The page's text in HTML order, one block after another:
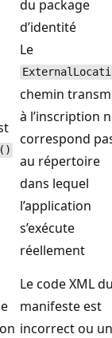
du package
d’identité
Le
chemin
à l’inscription
correspond
au répertoire
dans lequel
l’application
s’exécute
réellement
Le code XML
manifeste est
incorrect ou un